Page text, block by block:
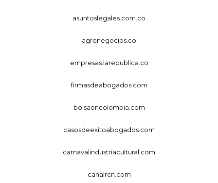
asuntoslegales.com.co
agronegocios.co
empresas.larepublica.co
firmasdeabogados.com
bolsaencolombia.com
casosdeexitoabogados.com
carnavalindustriacultural.com
canalrcn.com